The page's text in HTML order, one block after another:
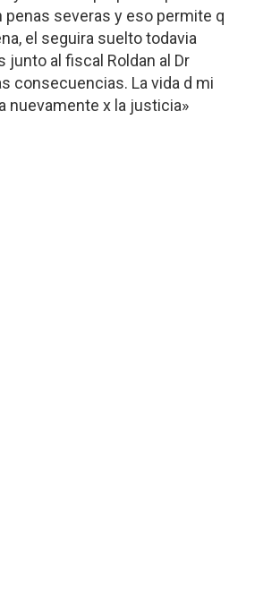
severas y eso permite q
el seguira suelto todavia
al fiscal Roldan al Dr
consecuencias. La vida d mi
nuevamente x la justicia»